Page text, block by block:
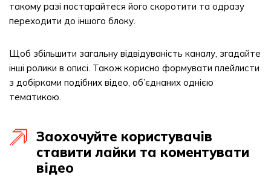
такому разі постарайтеся його скоротити та одразу
переходити до іншого блоку.
Щоб збільшити загальну відвідуваність каналу, згадайте
інші ролики в описі. Також корисно формувати плейлисти
з добірками подібних відео, об’єднаних однією
тематикою.
Заохочуйте користувачів
ставити лайки та коментувати
відео